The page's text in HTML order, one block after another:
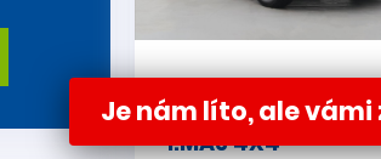
Je nám líto, ale
Toyota Land
2,8 D-4D 150KW CZ
1.MAJ 4X4